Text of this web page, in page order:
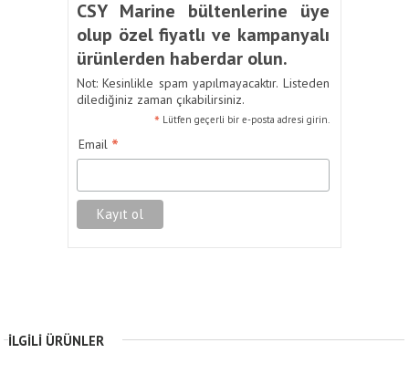
CSY Marine bültenlerine üye
olup özel fiyatlı ve kampanyalı
ürünlerden haberdar olun.
Not: Kesinlikle spam yapılmayacaktır. Listeden
dilediğiniz zaman çıkabilirsiniz.
* Lütfen geçerli bir e-posta adresi girin.
Email *
İLGILI ÜRÜNLER